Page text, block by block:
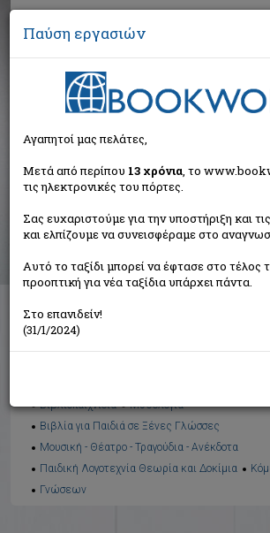
Αναζήτηση
Βιβλία στην κατηγορία
Παιδικά - Εφηβικά
Διαθέσιμες υποκατηγορίες
Βιβλιοπαιχνίδια
Μυθολογία
Βιβλία για Παιδιά σε Ξένες Γλώσσες
Μουσική - Θέατρο - Τραγούδια - Ανέκδοτα
Παιδική Λογοτεχνία Θεωρία και Δοκίμια
Γνώσεων
Παύση εργασιών
Αγαπητοί μας πελάτες,
Μετά από περίπου 13 χρόνια, το
τις ηλεκτρονικές του πόρτες.
Σας ευχαριστούμε για την υποστήριξη και
και ελπίζουμε να συνεισφέραμε στο
Αυτό το ταξίδι μπορεί να έφτασε στο τέλος
προοπτική για νέα ταξίδια υπάρχει πάντα.
Στο επανιδείν!
(31/1/2024)